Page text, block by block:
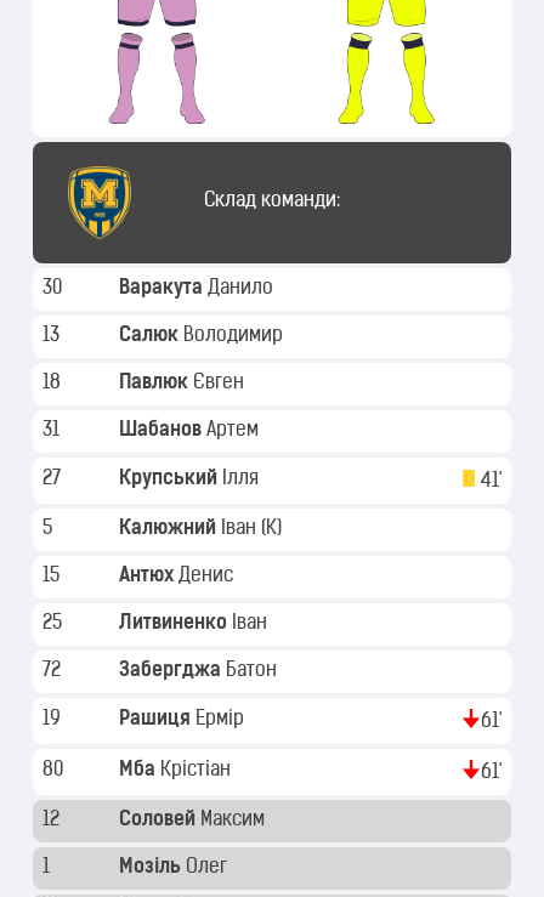
Склад команди:
30 Варакута Данило
13 Салюк Володимир
18 Павлюк Євген
31 Шабанов Артем
27 Крупський Ілля 41'
5 Калюжний Іван (K)
15 Антюх Денис
25 Литвиненко Іван
72 Забергджа Батон
19 Рашиця Ермір 61'
80 Мба Крістіан 61'
12 Соловей Максим
1 Мозіль Олег